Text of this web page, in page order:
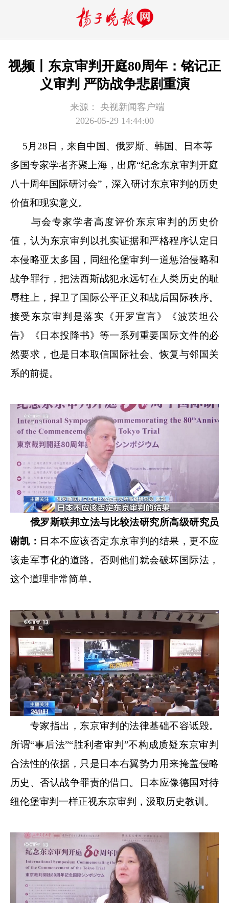
视频丨东京审判开庭80周年：铭记正
义审判 严防战争悲剧重演
来源：
央视新闻客户端
2026-05-29 14:44:00
5月28日，来自中国、俄罗斯、韩国、日本等
多国专家学者齐聚上海，出席“纪念东京审判开庭
八十周年国际研讨会”，深入研讨东京审判的历史
价值和现实意义。
与会专家学者高度评价东京审判的历史价
值，认为东京审判以扎实证据和严格程序认定日
本侵略亚太多国，同纽伦堡审判一道惩治侵略和
战争罪行，把法西斯战犯永远钉在人类历史的耻
辱柱上，捍卫了国际公平正义和战后国际秩序。
接受东京审判是落实《开罗宣言》《波茨坦公
告》《日本投降书》等一系列重要国际文件的必
然要求，也是日本取信国际社会、恢复与邻国关
系的前提。
俄罗斯联邦立法与比较法研究所高级研究员
谢凯： 日本不应该否定东京审判的结果，更不应
该走军事化的道路。否则他们就会破坏国际法，
这个道理非常简单。
专家指出，东京审判的法律基础不容诋毁。
所谓“事后法”“胜利者审判”不构成质疑东京审判
合法性的依据，只是日本右翼势力用来掩盖侵略
历史、否认战争罪责的借口。日本应像德国对待
纽伦堡审判一样正视东京审判，汲取历史教训。